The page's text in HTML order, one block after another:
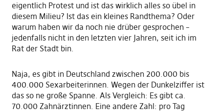
eigentlich Protest und ist das wirklich alles so übel in
diesem Milieu? Ist das ein kleines Randthema? Oder
warum haben wir da noch nie drüber gesprochen –
jedenfalls nicht in den letzten vier Jahren, seit ich im
Rat der Stadt bin.
Naja, es gibt in Deutschland zwischen 200.000 bis
400.000 Sexarbeiterinnen. Wegen der Dunkelziffer ist
das so ne große Spanne. Als Vergleich: Es gibt ca.
70.000 Zahnärztinnen. Eine andere Zahl: pro Tag